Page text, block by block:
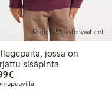
Jäsen: -25% lastenvaatteet
jossa on
sisäpinta
17,99 €